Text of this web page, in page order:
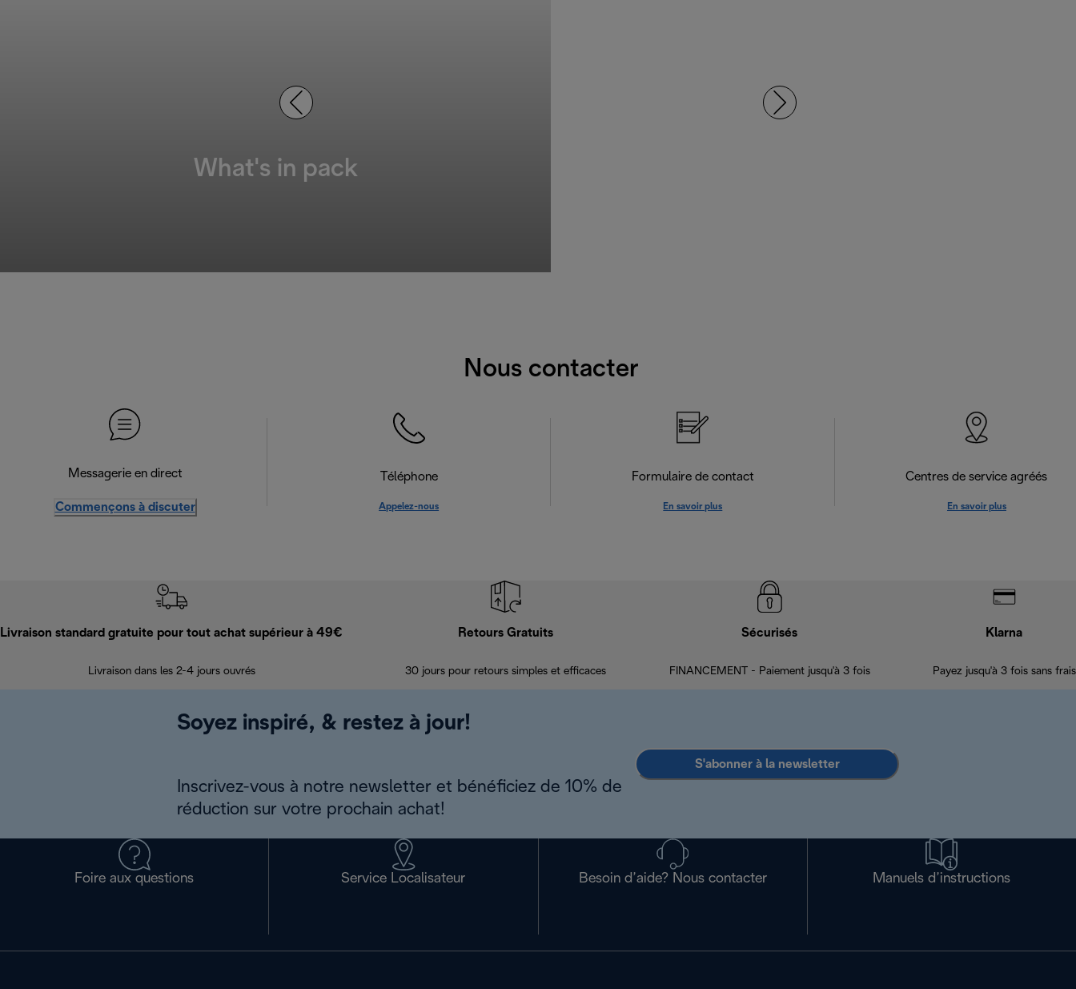
What's in pack
Nous contacter
Messagerie en direct
Commençons à discuter
Téléphone
Appelez-nous
Formulaire de contact
En savoir plus
Centres de service agréés
En savoir plus
Livraison standard gratuite pour tout achat supérieur à 49€
Livraison dans les 2-4 jours ouvrés
Retours Gratuits
30 jours pour retours simples et efficaces
Sécurisés
FINANCEMENT - Paiement jusqu'à 3 fois
Klarna
Payez jusqu'à 3 fois sans frais
Soyez inspiré, & restez à jour!
Inscrivez-vous à notre newsletter et bénéficiez de 10% de
réduction sur votre prochain achat!
S'abonner à la newsletter
Foire aux questions Service Localisateur Besoin d’aide? Nous contacter Manuels d’instructions